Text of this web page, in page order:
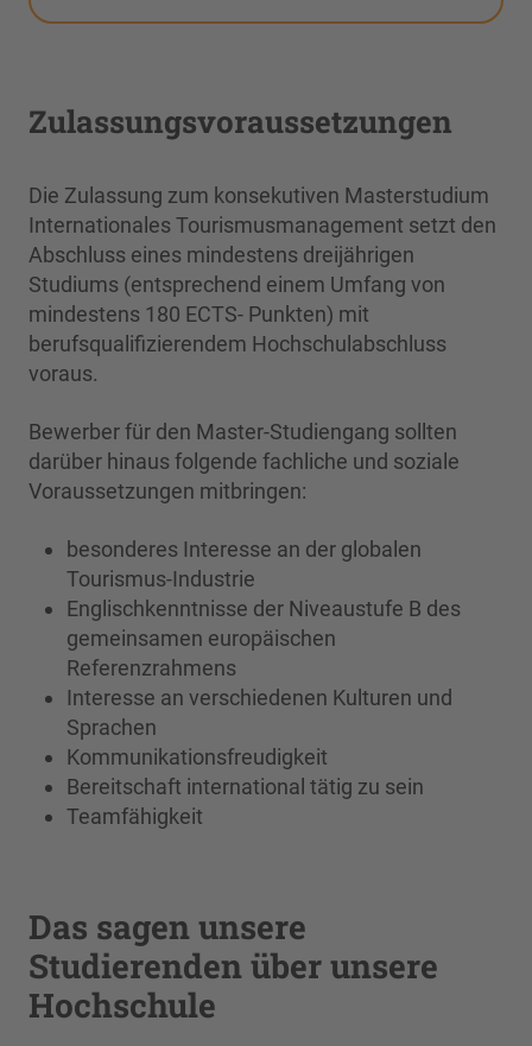
Zulassungsvoraussetzungen
Die Zulassung zum konsekutiven Masterstudium
Internationales Tourismusmanagement setzt den
Abschluss eines mindestens dreijährigen
Studiums (entsprechend einem Umfang von
mindestens 180 ECTS- Punkten) mit
berufsqualifizierendem Hochschulabschluss
voraus.
Bewerber für den Master-Studiengang sollten
darüber hinaus folgende fachliche und soziale
Voraussetzungen mitbringen:
besonderes Interesse an der globalen
Tourismus-Industrie
Englischkenntnisse der Niveaustufe B des
gemeinsamen europäischen
Referenzrahmens
Interesse an verschiedenen Kulturen und
Sprachen
Kommunikationsfreudigkeit
Bereitschaft international tätig zu sein
Teamfähigkeit
Das sagen unsere
Studierenden über unsere
Hochschule